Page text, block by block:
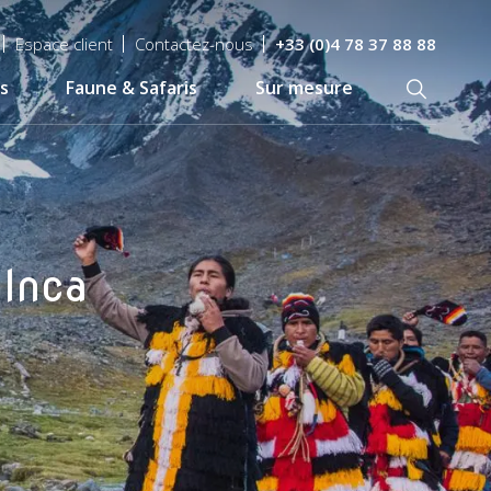
Espace client Contactez-nous +33 (0)4 78 37 88 88
Faune & Safaris Sur mesure